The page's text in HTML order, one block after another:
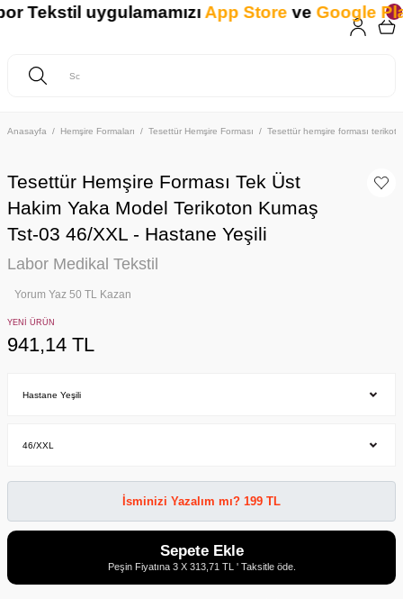
Anasayfa Hemşire Formaları Tesettür Hemşire Forması Tesettür hemşire forması
Tesettür Hemşire Forması Tek Üst
Hakim Yaka Model Terikoton Kumaş
Tst-03 46/XXL - Hastane Yeşili
Labor Medikal Tekstil
Yorum Yaz 50 TL Kazan
YENİ ÜRÜN
941,14 TL
İsminizi Yazalım mı? 199 TL
Sepete Ekle
Peşin Fiyatına 3 X 313,71 TL ' Taksitle öde.
Tekstil uygulamamızıApp StoreveGoogle Play